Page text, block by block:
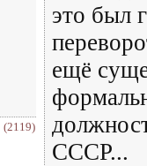
(2119)
это был
ещё
СССР...